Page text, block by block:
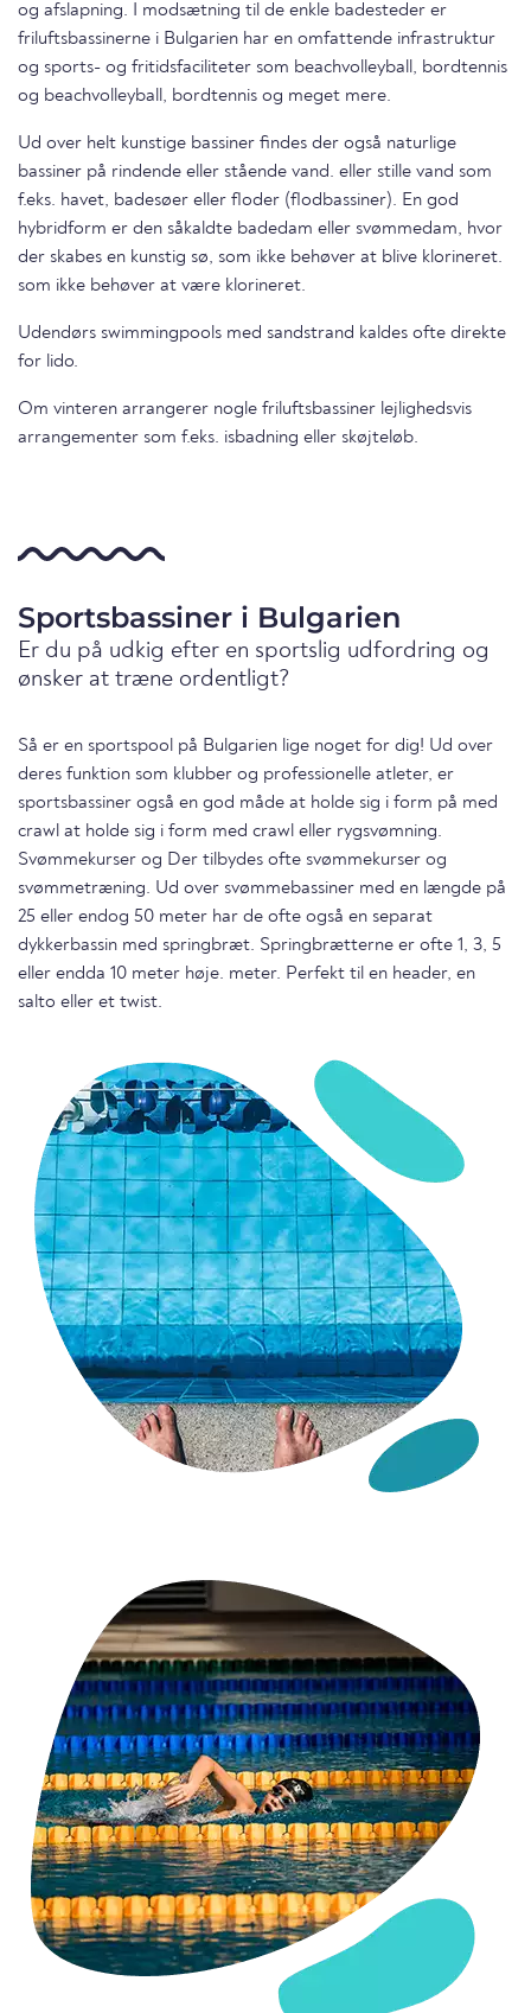
og afslapning. I modsætning til de enkle badesteder er
friluftsbassinerne i Bulgarien har en omfattende infrastruktur
og sports- og fritidsfaciliteter som beachvolleyball, bordtennis
og beachvolleyball, bordtennis og meget mere.
Ud over helt kunstige bassiner findes der også naturlige
bassiner på rindende eller stående vand. eller stille vand som
f.eks. havet, badesøer eller floder (flodbassiner). En god
hybridform er den såkaldte badedam eller svømmedam, hvor
der skabes en kunstig sø, som ikke behøver at blive klorineret.
som ikke behøver at være klorineret.
Udendørs swimmingpools med sandstrand kaldes ofte direkte
for lido.
Om vinteren arrangerer nogle friluftsbassiner lejlighedsvis
arrangementer som f.eks. isbadning eller skøjteløb.
Sportsbassiner i Bulgarien
Er du på udkig efter en sportslig udfordring og
ønsker at træne ordentligt?
Så er en sportspool på Bulgarien lige noget for dig! Ud over
deres funktion som klubber og professionelle atleter, er
sportsbassiner også en god måde at holde sig i form på med
crawl at holde sig i form med crawl eller rygsvømning.
Svømmekurser og Der tilbydes ofte svømmekurser og
svømmetræning. Ud over svømmebassiner med en længde på
25 eller endog 50 meter har de ofte også en separat
dykkerbassin med springbræt. Springbrætterne er ofte 1, 3, 5
eller endda 10 meter høje. meter. Perfekt til en header, en
salto eller et twist.